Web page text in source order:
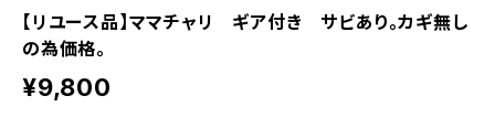
【リユース品】ママチャリ ギア付き サビあり。カギ無し
の為価格。
¥9,800